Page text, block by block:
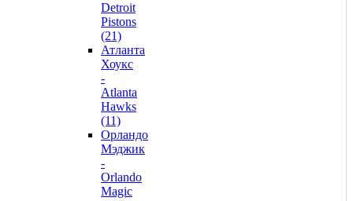
Detroit
Pistons
(21)
Атланта
Хоукс
-
Atlanta
Hawks
(11)
Орландо
Мэджик
-
Orlando
Magic